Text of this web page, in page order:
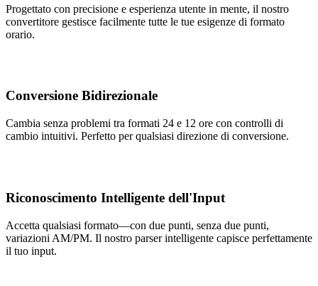
Progettato con precisione e esperienza utente in mente, il nostro
convertitore gestisce facilmente tutte le tue esigenze di formato
orario.
Conversione Bidirezionale
Cambia senza problemi tra formati 24 e 12 ore con controlli di
cambio intuitivi. Perfetto per qualsiasi direzione di conversione.
Riconoscimento Intelligente dell'Input
Accetta qualsiasi formato—con due punti, senza due punti,
variazioni AM/PM. Il nostro parser intelligente capisce perfettamente
il tuo input.